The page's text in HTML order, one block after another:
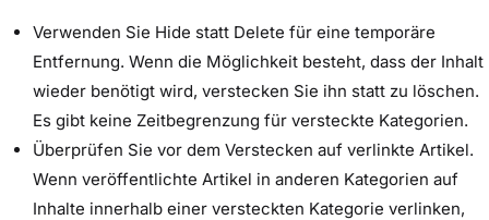
Verwenden Sie Hide statt Delete für eine temporäre
Entfernung. Wenn die Möglichkeit besteht, dass der Inhalt
wieder benötigt wird, verstecken Sie ihn statt zu löschen.
Es gibt keine Zeitbegrenzung für versteckte Kategorien.
Überprüfen Sie vor dem Verstecken auf verlinkte Artikel.
Wenn veröffentlichte Artikel in anderen Kategorien auf
Inhalte innerhalb einer versteckten Kategorie verlinken,